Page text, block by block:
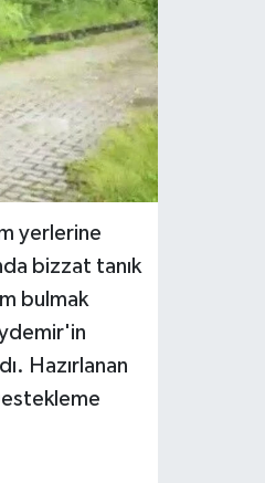
yerlerine
bizzat tanık
bulmak
Hazırlanan